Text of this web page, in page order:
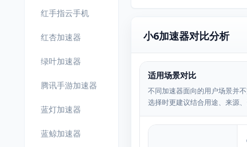
红手指云手机
红杏加速器
绿叶加速器
腾讯手游加速器
蓝灯加速器
蓝鲸加速器
小6加速器对比分析
适用场景对比
不同加速器面向的用户场景并
选择时更建议结合用途、来源